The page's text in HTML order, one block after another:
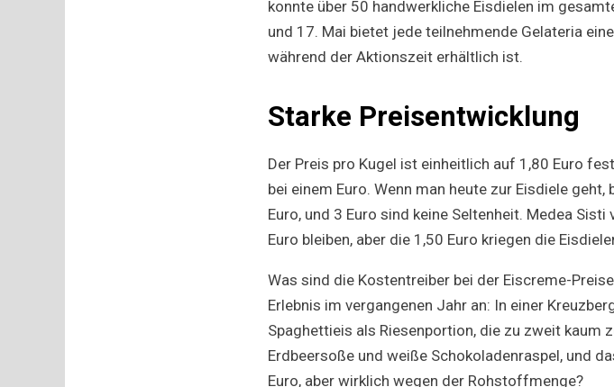
konnte über 50 handwerkliche Eisdielen im
und 17. Mai bietet jede teilnehmende Gelateria
während der Aktionszeit erhältlich ist.
Starke Preisentwicklung
Der Preis pro Kugel ist einheitlich auf 1,80 Euro
bei einem Euro. Wenn man heute zur Eisdiele
Euro, und 3 Euro sind keine Seltenheit. Medea
Euro bleiben, aber die 1,50 Euro kriegen die
Was sind die Kostentreiber bei der Eiscreme-
Erlebnis im vergangenen Jahr an: In einer
Spaghettieis als Riesenportion, die zu zweit kaum
Erdbeersoße und weiße Schokoladenraspel, und
Euro, aber wirklich wegen der Rohstoffmenge?